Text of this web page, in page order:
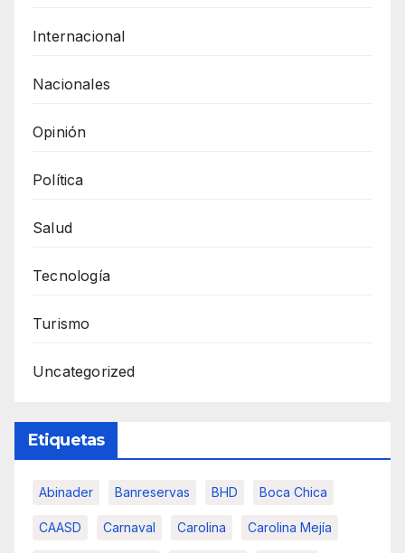
Internacional
Nacionales
Opinión
Política
Salud
Tecnología
Turismo
Uncategorized
Etiquetas
Abinader Banreservas BHD Boca Chica
CAASD Carnaval Carolina Carolina Mejía